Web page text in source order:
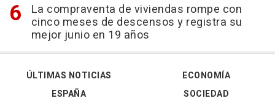
La compraventa de viviendas rompe con
cinco meses de descensos y registra su
mejor junio en 19 años
ÚLTIMAS NOTICIAS
ESPAÑA
ECONOMÍA
SOCIEDAD